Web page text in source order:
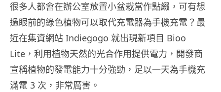
很多人都會在辦公室放置小盆栽當作點綴，可有想
過眼前的綠色植物可以取代充電器為手機充電？最
近在集資網站 Indiegogo 就出現新項目 Bioo
Lite，利用植物天然的光合作用提供電力，開發商
宣稱植物的發電能力十分強勁，足以一天為手機充
滿電 3 次，非常厲害。